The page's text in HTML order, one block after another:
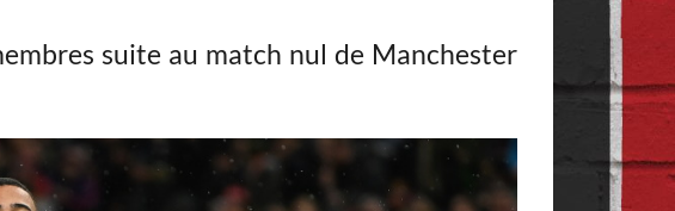
suite au match nul de Manchester